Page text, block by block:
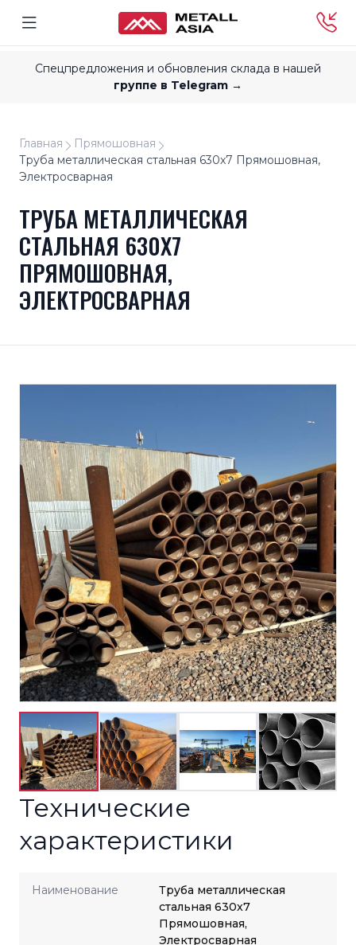
Спецпредложения и обновления склада в нашей
группе в Telegram →
Главная
Прямошовная
Труба металлическая стальная 630x7 Прямошовная,
Электросварная
ТРУБА МЕТАЛЛИЧЕСКАЯ
СТАЛЬНАЯ 630X7
ПРЯМОШОВНАЯ,
ЭЛЕКТРОСВАРНАЯ
Технические
характеристики
Наименование
Труба металлическая
стальная 630x7
Прямошовная,
Электросварная